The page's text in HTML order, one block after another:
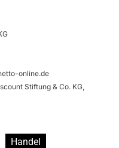
online.de
Stiftung & Co. KG,
Handel